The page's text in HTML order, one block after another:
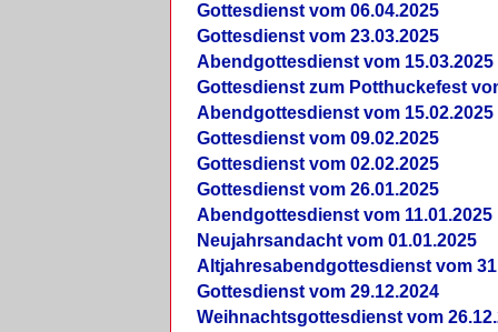
Gottesdienst vom 06.04.2025
Gottesdienst vom 23.03.2025
Abendgottesdienst vom 15.03.2025
Gottesdienst zum Potthuckefest
Abendgottesdienst vom 15.02.2025
Gottesdienst vom 09.02.2025
Gottesdienst vom 02.02.2025
Gottesdienst vom 26.01.2025
Abendgottesdienst vom 11.01.2025
Neujahrsandacht vom 01.01.2025
Altjahresabendgottesdienst vom
Gottesdienst vom 29.12.2024
Weihnachtsgottesdienst vom